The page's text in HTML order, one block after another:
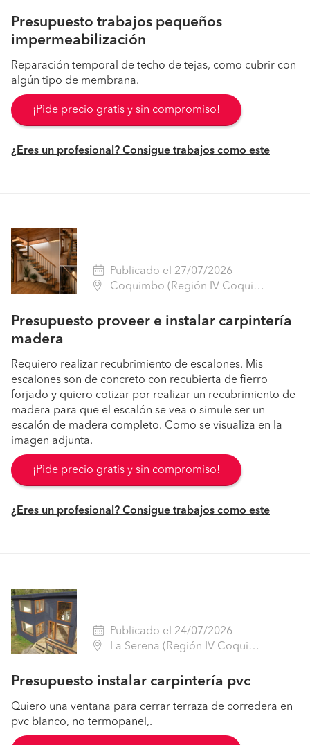
Presupuesto trabajos pequeños
impermeabilización
Reparación temporal de techo de tejas, como cubrir con
algún tipo de membrana.
¡Pide precio gratis y sin compromiso!
¿Eres un profesional? Consigue trabajos como este
Publicado el 27/07/2026
Coquimbo (Región IV Coquimbo - Elqui)
Presupuesto proveer e instalar carpintería
madera
Requiero realizar recubrimiento de escalones. Mis
escalones son de concreto con recubierta de fierro
forjado y quiero cotizar por realizar un recubrimiento de
madera para que el escalón se vea o simule ser un
escalón de madera completo. Como se visualiza en la
imagen adjunta.
¡Pide precio gratis y sin compromiso!
¿Eres un profesional? Consigue trabajos como este
Publicado el 24/07/2026
La Serena (Región IV Coquimbo - Elqui)
Presupuesto instalar carpintería pvc
Quiero una ventana para cerrar terraza de corredera en
pvc blanco, no termopanel,.